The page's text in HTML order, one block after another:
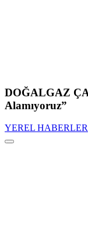
DOĞALGAZ
Alamıyoruz”
YEREL HABERLER